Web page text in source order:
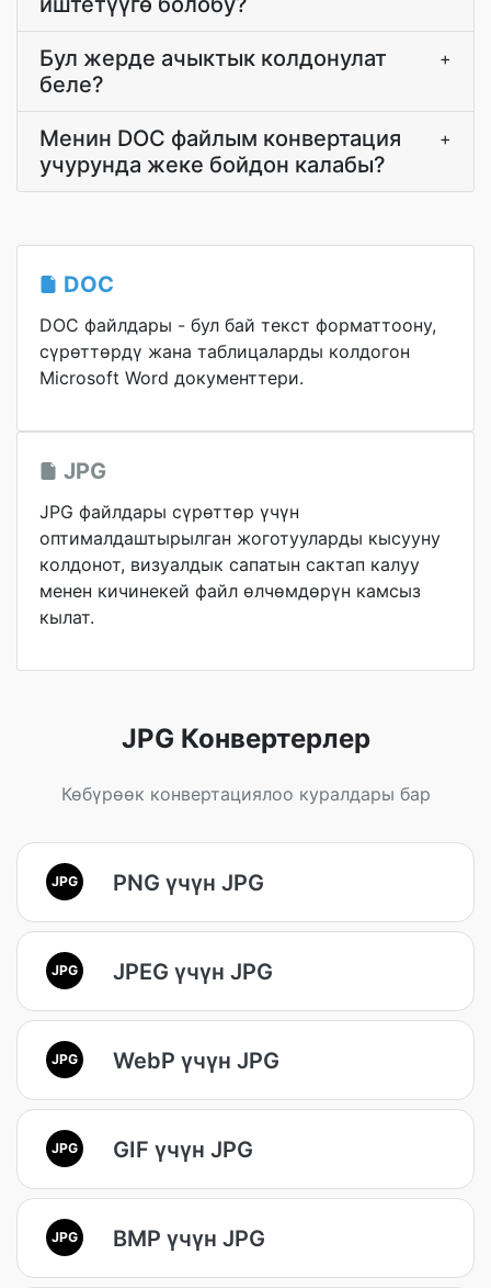
Бул жерде ачыктык колдонулат
беле?
+
Менин DOC файлым конвертация
учурунда жеке бойдон калабы?
+
DOC
DOC файлдары - бул бай текст форматтоону,
сүрөттөрдү жана таблицаларды колдогон
Microsoft Word документтери.
JPG
JPG файлдары сүрөттөр үчүн
оптималдаштырылган жоготууларды кысууну
колдонот, визуалдык сапатын сактап калуу
менен кичинекей файл өлчөмдөрүн камсыз
кылат.
JPG Конвертерлер
Көбүрөөк конвертациялоо куралдары бар
JPG PNG үчүн JPG
JPG JPEG үчүн JPG
JPG WebP үчүн JPG
JPG GIF үчүн JPG
JPG BMP үчүн JPG